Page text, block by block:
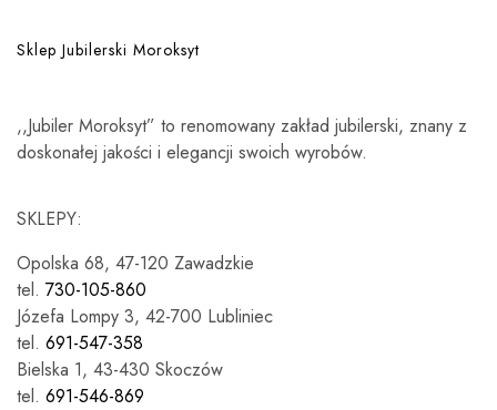
Sklep Jubilerski Moroksyt
,,Jubiler Moroksyt” to renomowany zakład jubilerski, znany z
doskonałej jakości i elegancji swoich wyrobów.
SKLEPY:
Opolska 68, 47-120 Zawadzkie
tel. 730-105-860
Józefa Lompy 3, 42-700 Lubliniec
tel. 691-547-358
Bielska 1, 43-430 Skoczów
tel. 691-546-869